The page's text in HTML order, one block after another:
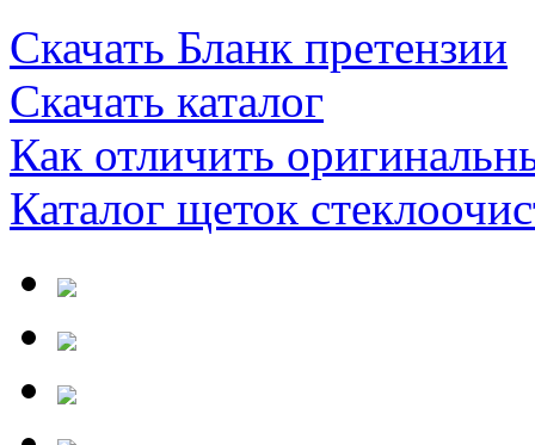
Скачать Бланк претензии
Скачать каталог
Как отличить
Каталог щеток